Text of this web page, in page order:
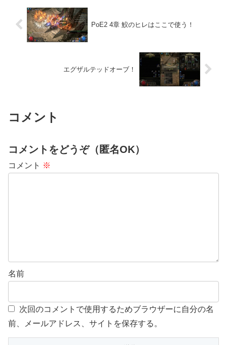
PoE2 4章 鮫のヒレはここで使う！
エグザルテッドオーブ！
コメント
コメントをどうぞ（匿名OK）
コメント ※
名前
次回のコメントで使用するためブラウザーに自分の名
前、メールアドレス、サイトを保存する。